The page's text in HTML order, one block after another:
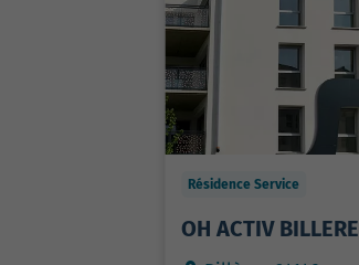
Résidence Service
OH ACTIV BILLERE